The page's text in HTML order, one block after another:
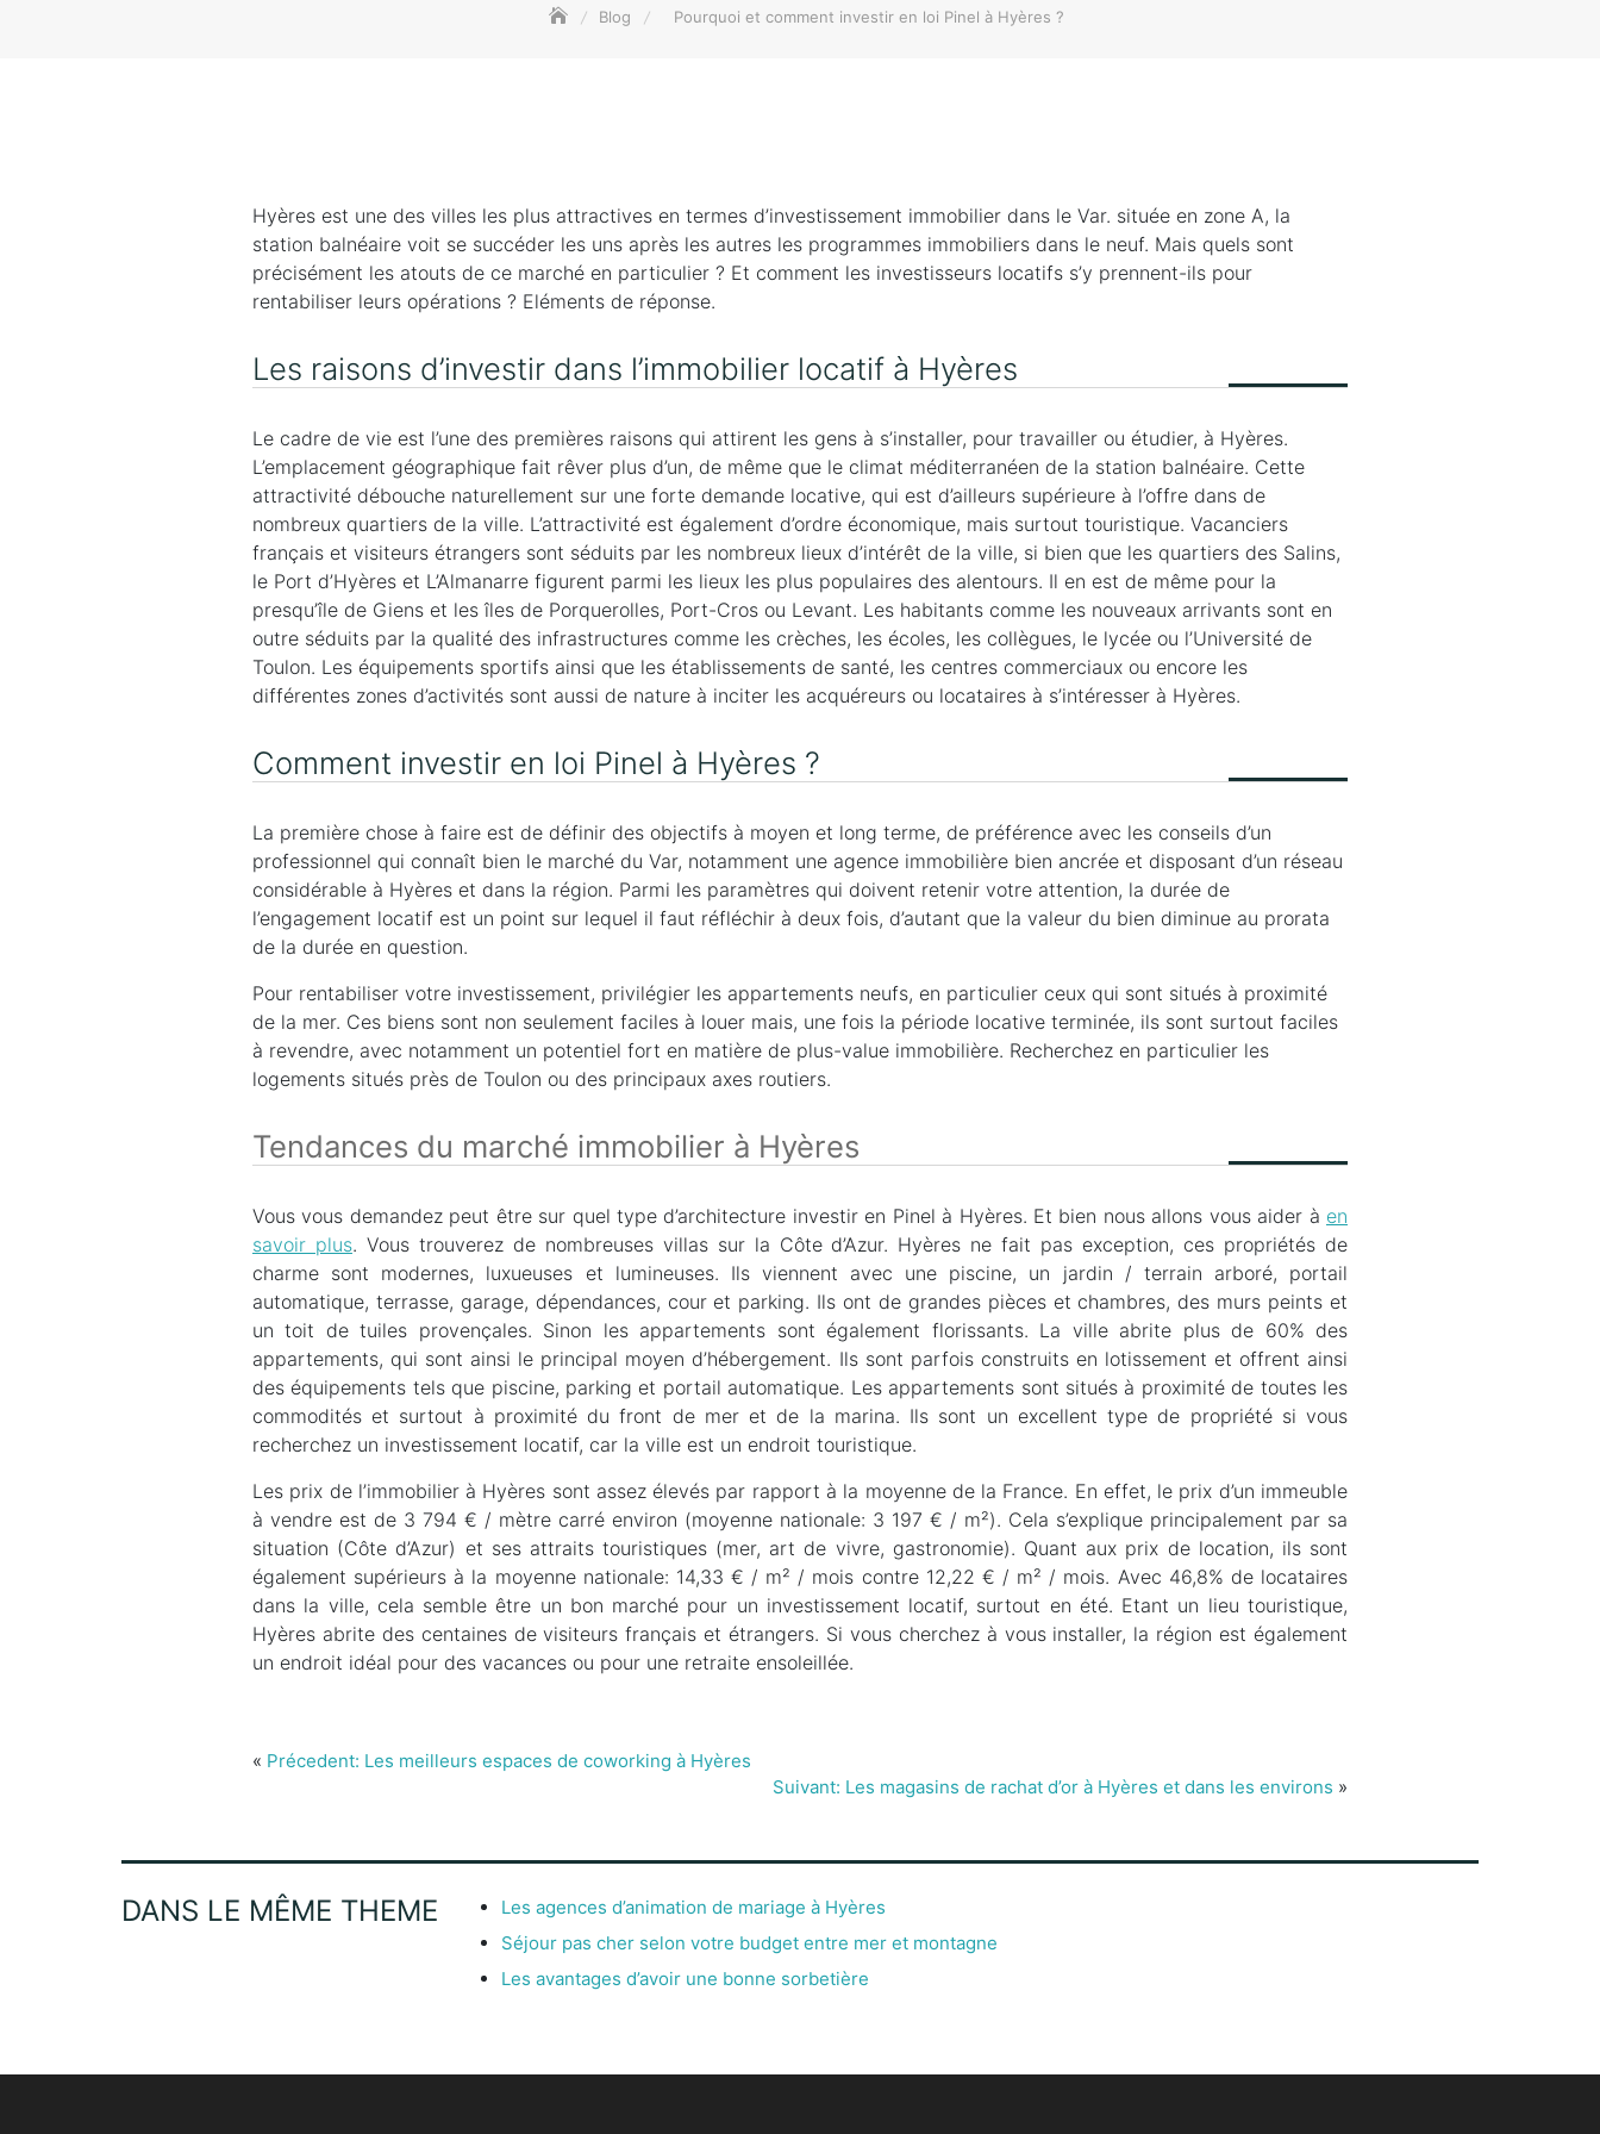
Blog Pourquoi et comment investir en loi Pinel à Hyères ?
Hyères est une des villes les plus attractives en termes d’investissement immobilier dans le Var. située en zone A, la
station balnéaire voit se succéder les uns après les autres les programmes immobiliers dans le neuf. Mais quels sont
précisément les atouts de ce marché en particulier ? Et comment les investisseurs locatifs s’y prennent-ils pour
rentabiliser leurs opérations ? Eléments de réponse.
Les raisons d’investir dans l’immobilier locatif à Hyères
Le cadre de vie est l’une des premières raisons qui attirent les gens à s’installer, pour travailler ou étudier, à Hyères.
L’emplacement géographique fait rêver plus d’un, de même que le climat méditerranéen de la station balnéaire. Cette
attractivité débouche naturellement sur une forte demande locative, qui est d’ailleurs supérieure à l’offre dans de
nombreux quartiers de la ville. L’attractivité est également d’ordre économique, mais surtout touristique. Vacanciers
français et visiteurs étrangers sont séduits par les nombreux lieux d’intérêt de la ville, si bien que les quartiers des Salins,
le Port d’Hyères et L’Almanarre figurent parmi les lieux les plus populaires des alentours. Il en est de même pour la
presqu’île de Giens et les îles de Porquerolles, Port-Cros ou Levant. Les habitants comme les nouveaux arrivants sont en
outre séduits par la qualité des infrastructures comme les crèches, les écoles, les collègues, le lycée ou l’Université de
Toulon. Les équipements sportifs ainsi que les établissements de santé, les centres commerciaux ou encore les
différentes zones d’activités sont aussi de nature à inciter les acquéreurs ou locataires à s’intéresser à Hyères.
Comment investir en loi Pinel à Hyères ?
La première chose à faire est de définir des objectifs à moyen et long terme, de préférence avec les conseils d’un
professionnel qui connaît bien le marché du Var, notamment une agence immobilière bien ancrée et disposant d’un réseau
considérable à Hyères et dans la région. Parmi les paramètres qui doivent retenir votre attention, la durée de
l’engagement locatif est un point sur lequel il faut réfléchir à deux fois, d’autant que la valeur du bien diminue au prorata
de la durée en question.
Pour rentabiliser votre investissement, privilégier les appartements neufs, en particulier ceux qui sont situés à proximité
de la mer. Ces biens sont non seulement faciles à louer mais, une fois la période locative terminée, ils sont surtout faciles
à revendre, avec notamment un potentiel fort en matière de plus-value immobilière. Recherchez en particulier les
logements situés près de Toulon ou des principaux axes routiers.
Tendances du marché immobilier à Hyères
Vous vous demandez peut être sur quel type d’architecture investir en Pinel à Hyères. Et bien nous allons vous aider à en
savoir plus. Vous trouverez de nombreuses villas sur la Côte d’Azur. Hyères ne fait pas exception, ces propriétés de
charme sont modernes, luxueuses et lumineuses. Ils viennent avec une piscine, un jardin / terrain arboré, portail
automatique, terrasse, garage, dépendances, cour et parking. Ils ont de grandes pièces et chambres, des murs peints et
un toit de tuiles provençales. Sinon les appartements sont également florissants. La ville abrite plus de 60% des
appartements, qui sont ainsi le principal moyen d’hébergement. Ils sont parfois construits en lotissement et offrent ainsi
des équipements tels que piscine, parking et portail automatique. Les appartements sont situés à proximité de toutes les
commodités et surtout à proximité du front de mer et de la marina. Ils sont un excellent type de propriété si vous
recherchez un investissement locatif, car la ville est un endroit touristique.
Les prix de l’immobilier à Hyères sont assez élevés par rapport à la moyenne de la France. En effet, le prix d’un immeuble
à vendre est de 3 794 € / mètre carré environ (moyenne nationale: 3 197 € / m²). Cela s’explique principalement par sa
situation (Côte d’Azur) et ses attraits touristiques (mer, art de vivre, gastronomie). Quant aux prix de location, ils sont
également supérieurs à la moyenne nationale: 14,33 € / m² / mois contre 12,22 € / m² / mois. Avec 46,8% de locataires
dans la ville, cela semble être un bon marché pour un investissement locatif, surtout en été. Etant un lieu touristique,
Hyères abrite des centaines de visiteurs français et étrangers. Si vous cherchez à vous installer, la région est également
un endroit idéal pour des vacances ou pour une retraite ensoleillée.
« Précedent: Les meilleurs espaces de coworking à Hyères
Suivant: Les magasins de rachat d’or à Hyères et dans les environs »
DANS LE MÊME THEME
Les agences d’animation de mariage à Hyères
Séjour pas cher selon votre budget entre mer et montagne
Les avantages d’avoir une bonne sorbetière